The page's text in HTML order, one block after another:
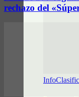
rechazo del